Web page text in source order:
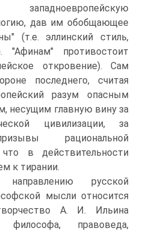
дав им обобщающее
(т.е. эллинский стиль,
"Афинам" противостоит
откровение). Сам
последнего, считая
разум опасным
несущим главную вину за
цивилизации, за
рациональной
в действительности
к тирании.
русской
мысли относится
А. И. Ильина
правоведа,